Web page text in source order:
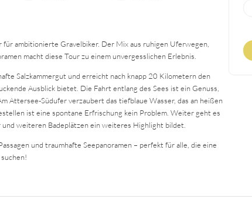
ambitionierte Gravelbiker. Der Mix aus ruhigen Uferwegen,
macht diese Tour zu einem unvergesslichen Erlebnis.
Salzkammergut und erreicht nach knapp 20 Kilometern den
Ausblick bietet. Die Fahrt entlang des Sees ist ein Genuss,
Attersee-Südufer verzaubert das tiefblaue Wasser, das an heißen
ist eine spontane Erfrischung kein Problem. Weiter geht es
weiteren Badeplätzen ein weiteres Highlight bildet.
und traumhafte Seepanoramen – perfekt für alle, die eine